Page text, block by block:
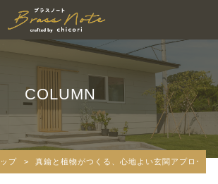
COLUMN
プ > 真鍮と植物がつくる、心地よい玄関アプローチ